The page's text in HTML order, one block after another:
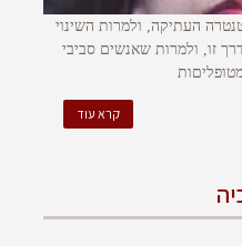
העתיקה, ולמרות השינוי
זו, ולמרות שאנשים סביבי
קרא עוד